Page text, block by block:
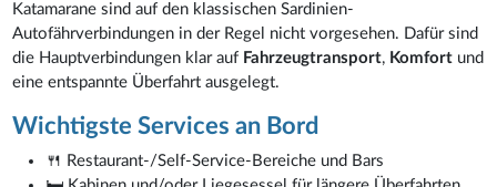
Katamarane sind auf den klassischen Sardinien-
Autofährverbindungen in der Regel nicht vorgesehen. Dafür sind
die Hauptverbindungen klar auf Fahrzeugtransport, Komfort und
eine entspannte Überfahrt ausgelegt.
Wichtigste Services an Bord
🍴 Restaurant-/Self-Service-Bereiche und Bars